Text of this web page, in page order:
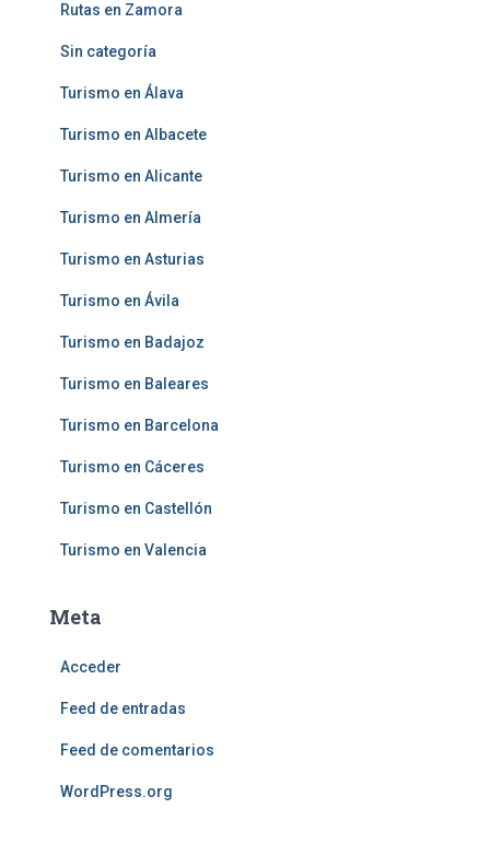
Rutas en Zamora
Sin categoría
Turismo en Álava
Turismo en Albacete
Turismo en Alicante
Turismo en Almería
Turismo en Asturias
Turismo en Ávila
Turismo en Badajoz
Turismo en Baleares
Turismo en Barcelona
Turismo en Cáceres
Turismo en Castellón
Turismo en Valencia
Meta
Acceder
Feed de entradas
Feed de comentarios
WordPress.org